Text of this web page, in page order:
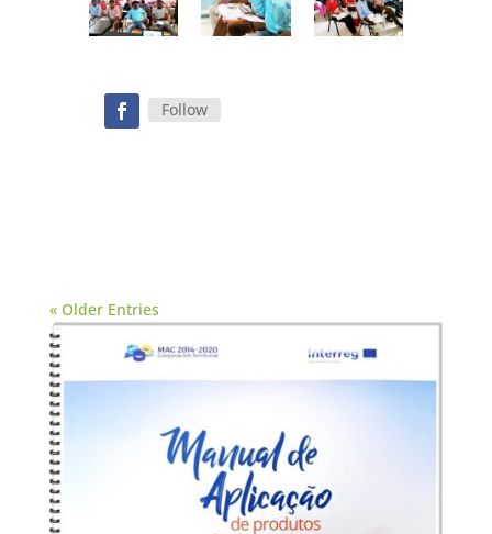
Follow
« Older Entries